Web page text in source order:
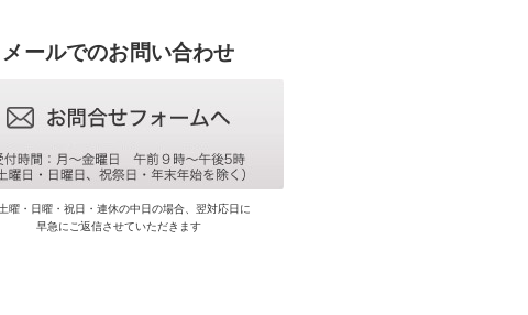
メールでのお問い合わせ
曜・日曜・祝日・連休の中日の場合、翌対応日に
早急にご返信させていただきます